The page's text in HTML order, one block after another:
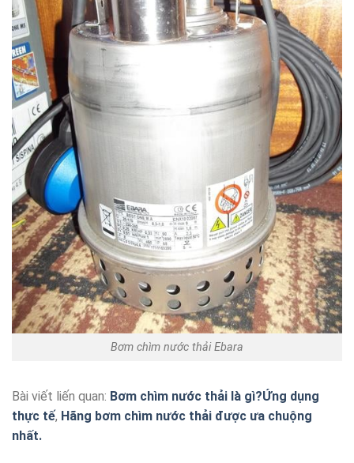
Bơm chìm nước thải Ebara
Bài viết liến quan: Bơm chìm nước thải là gì?Ứng dụng
thực tế, Hãng bơm chìm nước thải được ưa chuộng
nhất.